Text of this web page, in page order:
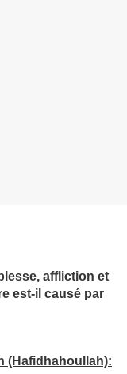
affliction et
est-il causé par
(Hafidhahoullah):